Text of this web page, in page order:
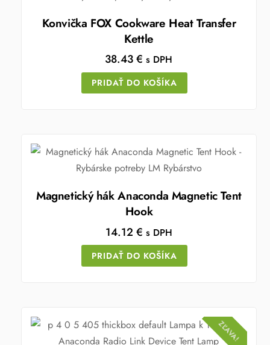
Konvička FOX Cookware Heat Transfer
Kettle
38.43€ s DPH
PRIDAŤ DO KOŠÍKA
Magnetický hák Anaconda Magnetic Tent
Hook
14.12 € s DPH
PRIDAŤ DO KOŠÍKA
ZĽAVA!